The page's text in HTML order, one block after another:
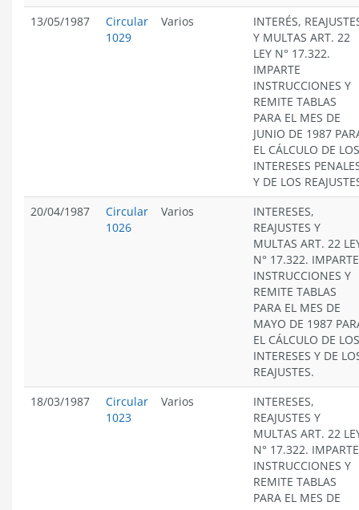
13/05/1987
Circular
1029
Varios
INTERÉS,
Y MULTAS ART. 22
LEY N° 17.322.
IMPARTE
INSTRUCCIONES Y
REMITE TABLAS
PARA EL MES DE
JUNIO DE 1987
EL CÁLCULO DE LOS
INTERESES
Y DE LOS
20/04/1987
Circular
1026
Varios
INTERESES,
REAJUSTES Y
MULTAS ART. 22
N° 17.322. IMPARTE
INSTRUCCIONES Y
REMITE TABLAS
PARA EL MES DE
MAYO DE 1987
EL CÁLCULO DE LOS
INTERESES Y DE
REAJUSTES.
18/03/1987
Circular
1023
Varios
INTERESES,
REAJUSTES Y
MULTAS ART. 22
N° 17.322. IMPARTE
INSTRUCCIONES Y
REMITE TABLAS
PARA EL MES DE